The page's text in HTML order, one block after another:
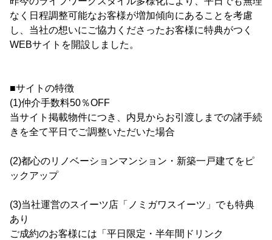
なく日程調整可能なお客様が増加傾向にあることを考慮
し、当社の想いにご協力くださったお客様に特典がつく
WEBサイトを開設しました。
■サイトの特徴
(1)仲介手数料50％OFF
当サイト掲載物件につき、内見からお引渡しまでの諸手続
きを全て平日でご調整いただいた場合
(2)都心のリノベーションマンション・新築一戸建てをピ
ックアップ
(3)当社運営のスイーツ店「ノミガワスイーツ」でも特典
あり
ご成約のお客様には「平日限定・半年間ドリンク